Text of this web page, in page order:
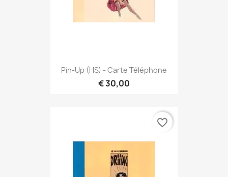
Pin-Up (HS) - Carte Téléphone
€ 30,00
favorite_border